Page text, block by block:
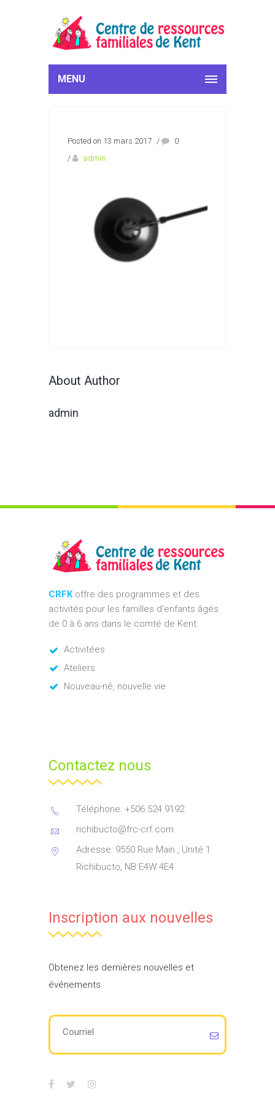
MENU
Posted on 13 mars 2017 /
0
/
admin
About Author
admin
CRFKoffre des programmes et des
activités pour les familles d'enfants âgés
de 0 à 6 ans dans le comté de Kent.
Activitées
Ateliers
Nouveau-né, nouvelle vie
Contactez nous
Téléphone: +506 524 9192
richibucto@frc-crf.com
Adresse: 9550 Rue Main , Unité 1
Richibucto, NB E4W 4E4
Inscription aux nouvelles
Obtenez les dernières nouvelles et
événements